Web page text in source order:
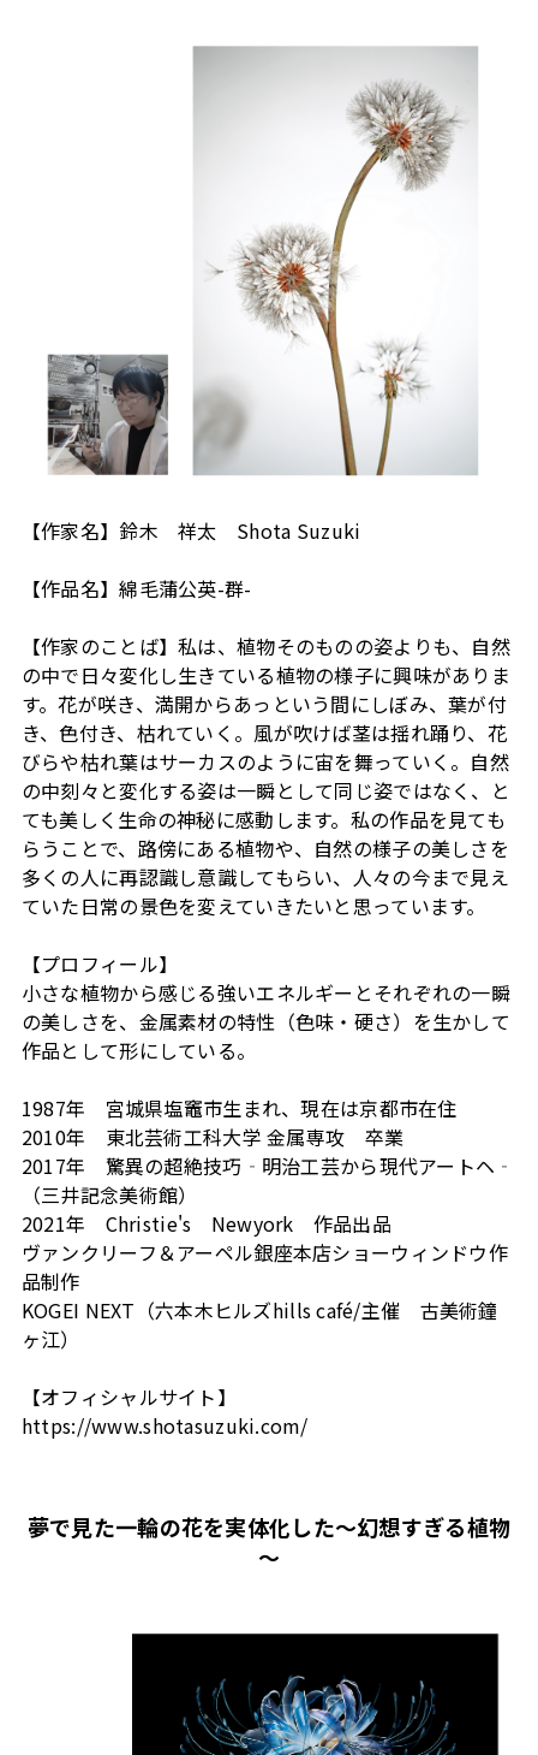
【作家名】鈴木 祥太 Shota Suzuki
【作品名】綿毛蒲公英-群-
【作家のことば】私は、植物そのものの姿よりも、自然
の中で日々変化し生きている植物の様子に興味がありま
す。花が咲き、満開からあっという間にしぼみ、葉が付
き、色付き、枯れていく。風が吹けば茎は揺れ踊り、花
びらや枯れ葉はサーカスのように宙を舞っていく。自然
の中刻々と変化する姿は一瞬として同じ姿ではなく、と
ても美しく生命の神秘に感動します。私の作品を見ても
らうことで、路傍にある植物や、自然の様子の美しさを
多くの人に再認識し意識してもらい、人々の今まで見え
ていた日常の景色を変えていきたいと思っています。
【プロフィール】
小さな植物から感じる強いエネルギーとそれぞれの一瞬
の美しさを、金属素材の特性（色味・硬さ）を生かして
作品として形にしている。
1987年 宮城県塩竈市生まれ、現在は京都市在住
2010年 東北芸術工科大学 金属専攻 卒業
2017年 驚異の超絶技巧‐明治工芸から現代アートヘ‐
（三井記念美術館）
2021年 Christie's Newyork 作品出品
ヴァンクリーフ＆アーペル銀座本店ショーウィンドウ作
品制作
KOGEI NEXT（六本木ヒルズhills café/主催 古美術鐘
ヶ江）
【オフィシャルサイト】
https://www.shotasuzuki.com/
夢で見た一輪の花を実体化した～幻想すぎる植物
～